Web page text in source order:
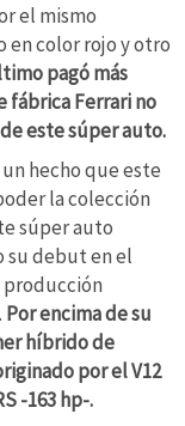
el mismo
en color rojo y otro
pagó más
fábrica Ferrari no
este súper auto.
hecho que este
la colección
súper auto
su debut en el
producción
Por encima de su
híbrido de
por el V12
-163 hp-.